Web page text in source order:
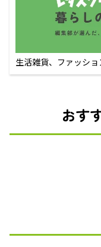
生活雑貨、ファッシ
えるECサイト
おす